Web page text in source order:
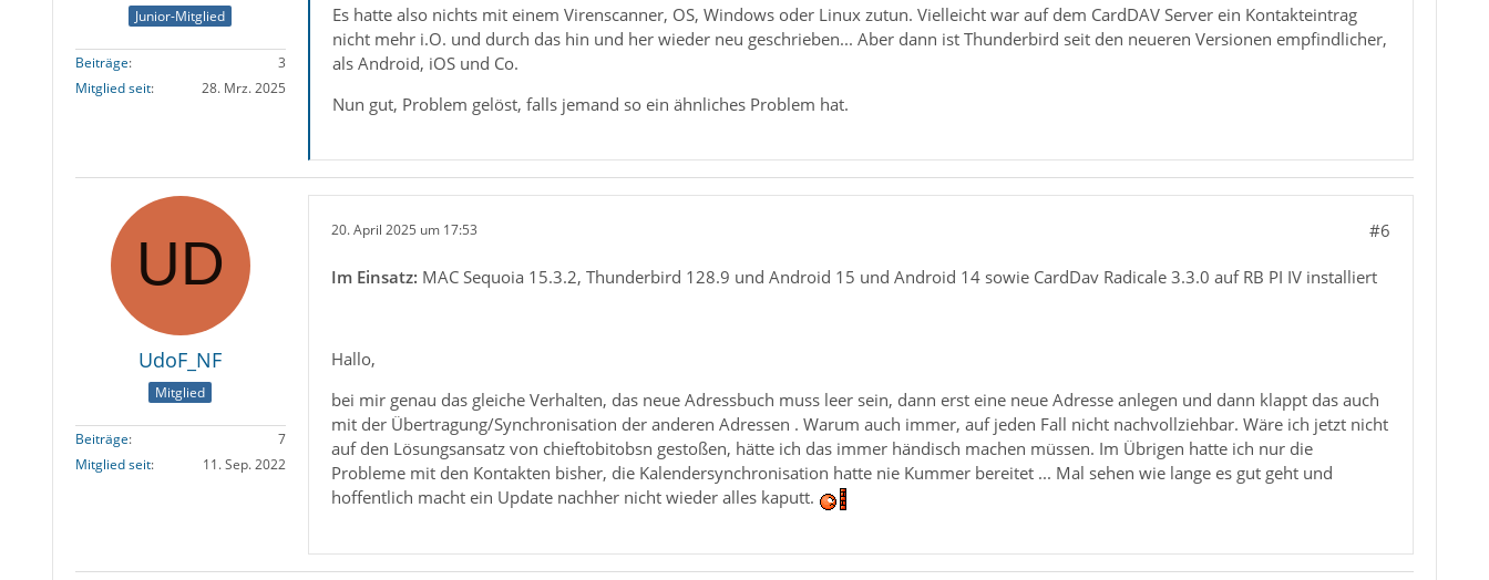
Junior-Mitglied
Beiträge
3
Mitglied seit
28. Mrz. 2025
Es hatte also nichts mit einem Virenscanner, OS, Windows oder Linux zutun. Vielleicht war auf dem CardDAV Server ein Kontakteintrag
nicht mehr i.O. und durch das hin und her wieder neu geschrieben... Aber dann ist Thunderbird seit den neueren Versionen empfindlicher,
als Android, iOS und Co.
Nun gut, Problem gelöst, falls jemand so ein ähnliches Problem hat.
UdoF_NF
Mitglied
Beiträge
7
Mitglied seit
11. Sep. 2022
20. April 2025 um 17:53 #6
Im Einsatz: MAC Sequoia 15.3.2, Thunderbird 128.9 und Android 15 und Android 14 sowie CardDav Radicale 3.3.0 auf RB PI IV installiert
Hallo,
bei mir genau das gleiche Verhalten, das neue Adressbuch muss leer sein, dann erst eine neue Adresse anlegen und dann klappt das auch
mit der Übertragung/Synchronisation der anderen Adressen . Warum auch immer, auf jeden Fall nicht nachvollziehbar. Wäre ich jetzt nicht
auf den Lösungsansatz von chieftobitobsn gestoßen, hätte ich das immer händisch machen müssen. Im Übrigen hatte ich nur die
Probleme mit den Kontakten bisher, die Kalendersynchronisation hatte nie Kummer bereitet ... Mal sehen wie lange es gut geht und
hoffentlich macht ein Update nachher nicht wieder alles kaputt.